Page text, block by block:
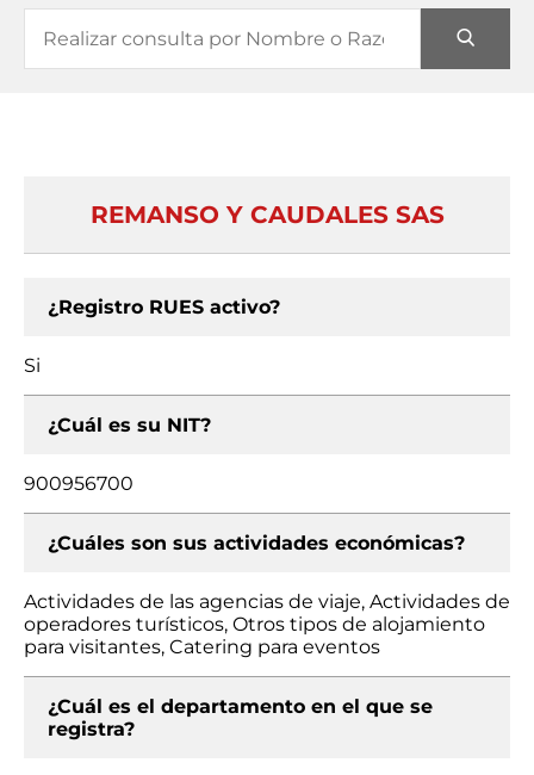
REMANSO Y CAUDALES SAS
¿Registro RUES activo?
Si
¿Cuál es su NIT?
900956700
¿Cuáles son sus actividades económicas?
Actividades de las agencias de viaje, Actividades de
operadores turísticos, Otros tipos de alojamiento
para visitantes, Catering para eventos
¿Cuál es el departamento en el que se
registra?